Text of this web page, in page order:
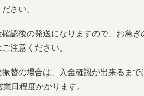
さい。
確認後の発送になりますので、お急ぎ
注意ください。
替の場合は、入金確認が出来るまで
業日程度かかります。